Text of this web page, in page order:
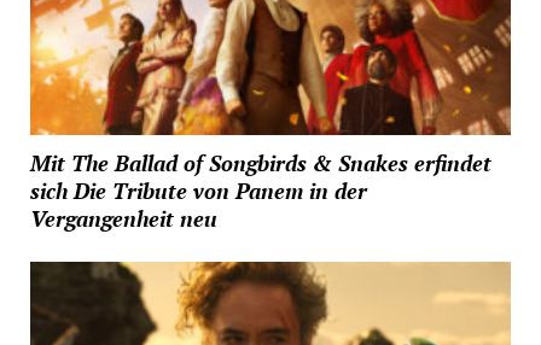
Mit The Ballad of Songbirds & Snakes erfindet
sich Die Tribute von Panem in der
Vergangenheit neu